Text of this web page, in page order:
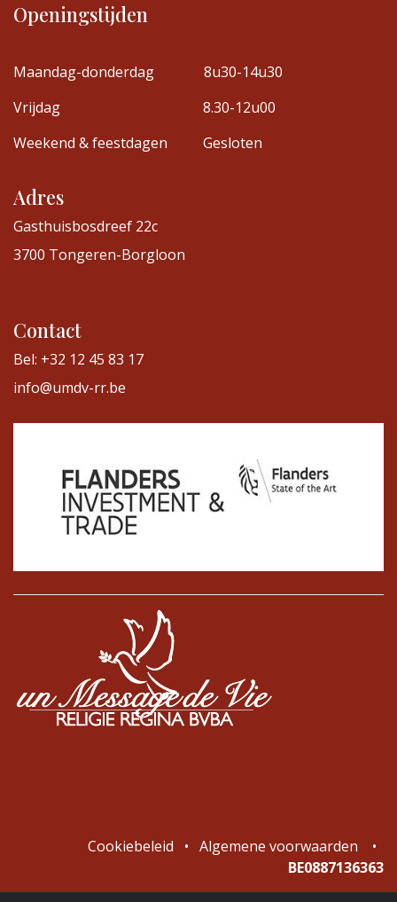
Openingstijden
Maandag-donderdag
8u30-14u30
Vrijdag
8.30-12u00
Weekend & feestdagen
Gesloten
Adres
Gasthuisbosdreef 22c
3700 Tongeren-Borgloon
Contact
Bel: +32 12 45 83 17
info@umdv-rr.be
Cookiebeleid • Algemene voorwaarden
•
BE0887136363